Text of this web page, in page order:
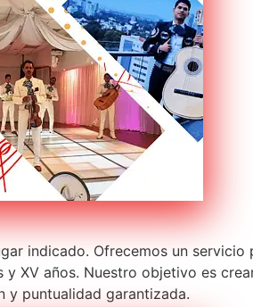
indicado. Ofrecemos un
XV años. Nuestro objetivo es
y puntualidad garantizada.